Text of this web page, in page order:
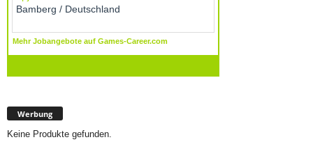
Werbung
Keine Produkte gefunden.